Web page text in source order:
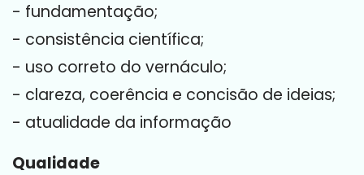
- fundamentação;
- consistência científica;
- uso correto do vernáculo;
- clareza, coerência e concisão de ideias;
- atualidade da informação
Qualidade